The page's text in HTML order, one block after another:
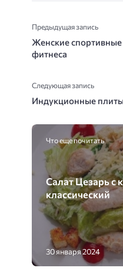
Предыдущая запись
Женские
фитнеса
Следующая запись
Индукционные
Что еще почитать
Салат Цезарь с
классический
30 января 2024